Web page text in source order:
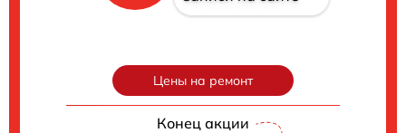
Цены на ремонт
Конец акции